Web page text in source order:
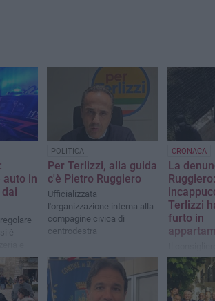
auto in
è
La
POLITICA
Per Terlizzi, alla guida
c'è Pietro Ruggiero
Ufficializzata
l'organizzazione interna alla
compagine civica di
centrodestra
CRONACA
La
Terlizzi
furto in
allertato le
con alcuni